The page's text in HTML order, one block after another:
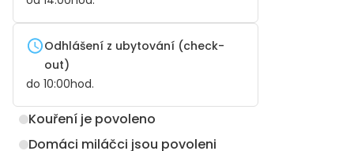
Odhlášení z ubytování (check-
out)
do 10:00hod.
Kouření je povoleno
Domáci miláčci jsou povoleni